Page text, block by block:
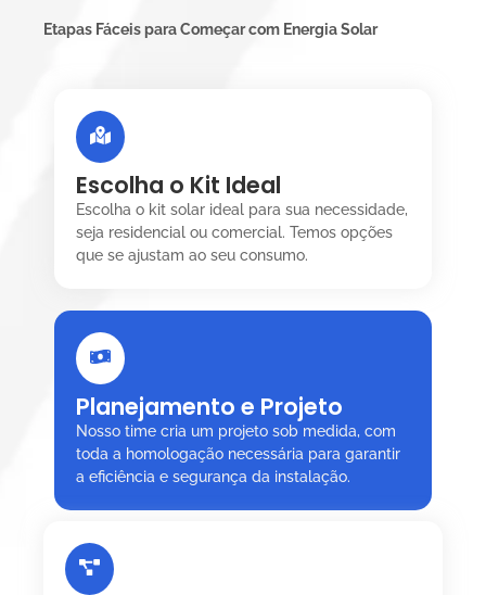
Etapas Fáceis para Começar com Energia Solar
Escolha o Kit Ideal
Escolha o kit solar ideal para sua necessidade,
seja residencial ou comercial. Temos opções
que se ajustam ao seu consumo.
Planejamento e Projeto
Nosso time cria um projeto sob medida, com
toda a homologação necessária para garantir
a eficiência e segurança da instalação.